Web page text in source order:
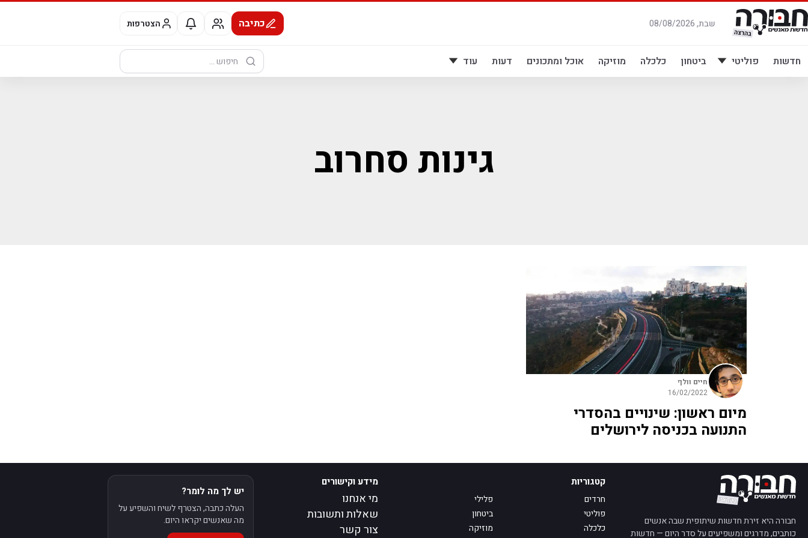
דלג
לתוכן
שבת, 08/08/2026 כתיבה הצטרפות
חדשות פוליטי ביטחון כלכלה מוזיקה אוכל ומתכונים דעות עוד
חיפוש:
גינות סחרוב
חיים וולף
16/02/2022
מיום ראשון: שינויים בהסדרי
התנועה בכניסה לירושלים
חבורה היא זירת חדשות שיתופית שבה אנשים
כותבים, מדרגים ומשפיעים על סדר היום — חדשות
קטגוריות
חרדים
פלילי
פוליטי
ביטחון
כלכלה
מוזיקה
מידע וקישורים
מי אנחנו
שאלות ותשובות
צור קשר
יש לך מה לומר?
העלה כתבה, הצטרף לשיח והשפיע על
מה שאנשים יקראו היום.